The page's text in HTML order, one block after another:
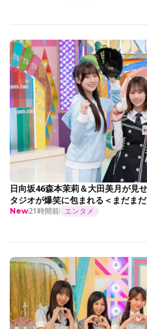
日向坂46森本茉莉＆大田美月が見
タジオが爆笑に包まれる＜まだま
New21時間前 エンタメ